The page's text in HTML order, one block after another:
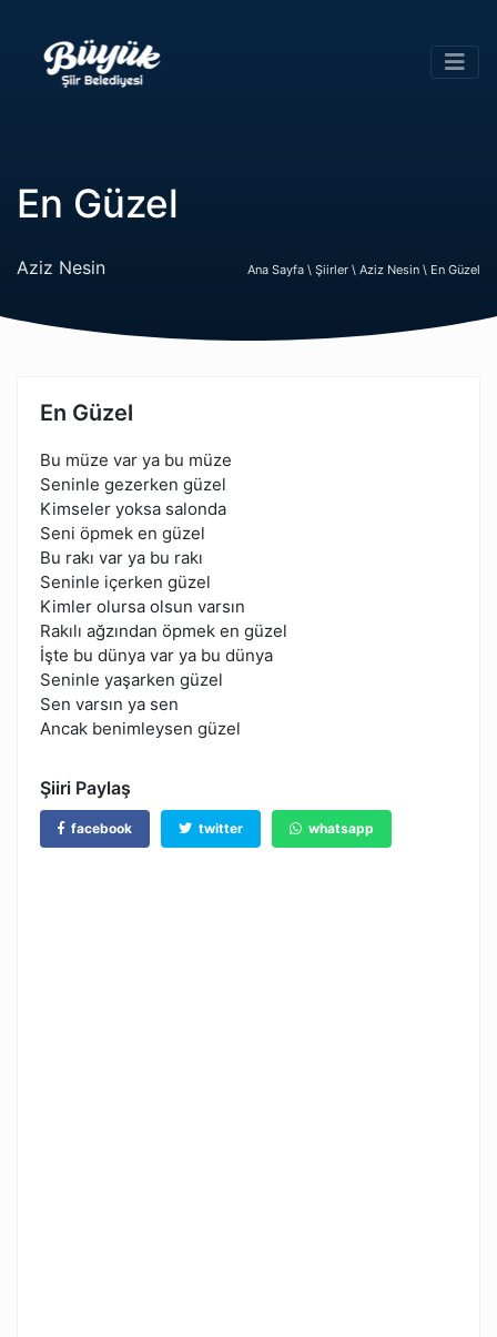
En Güzel
Aziz Nesin Ana Sayfa \ Şiirler \ Aziz Nesin \ En Güzel
En Güzel
Bu müze var ya bu müze
Seninle gezerken güzel
Kimseler yoksa salonda
Seni öpmek en güzel
Bu rakı var ya bu rakı
Seninle içerken güzel
Kimler olursa olsun varsın
Rakılı ağzından öpmek en güzel
İşte bu dünya var ya bu dünya
Seninle yaşarken güzel
Sen varsın ya sen
Ancak benimleysen güzel
Şiiri Paylaş
facebook twitter whatsapp